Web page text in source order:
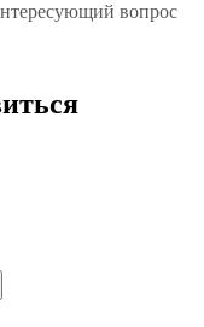
вопрос